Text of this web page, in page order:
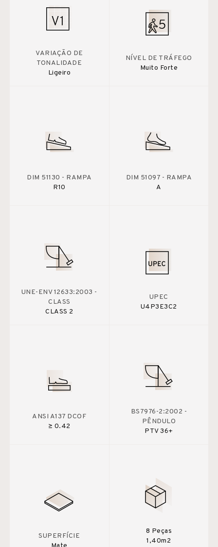
VARIAÇÃO DE
TONALIDADE
Ligeiro
NÍVEL DE TRÁFEGO
Muito Forte
DIM 51130 - RAMPA
R10
DIM 51097 - RAMPA
A
UNE-ENV 12633:2003 -
CLASS
CLASS 2
UPEC
U4P3E3C2
ANSI A137 DCOF
≥ 0.42
BS7976-2:2002 -
PÊNDULO
PTV 36+
SUPERFÍCIE
8 Peças
1,40m2